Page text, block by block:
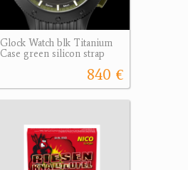
Glock Watch blk Titanium
Case green silicon strap
840 €